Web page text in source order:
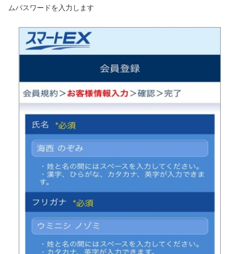
ムパスワードを入力します